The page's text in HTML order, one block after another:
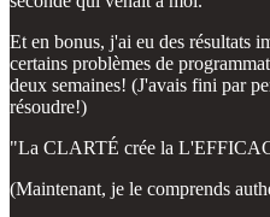
Et en bonus, j'ai eu des résultats
certains problèmes de
deux semaines! (J'avais fini par
résoudre!)
"La CLARTÉ crée la
(Maintenant, je le comprends